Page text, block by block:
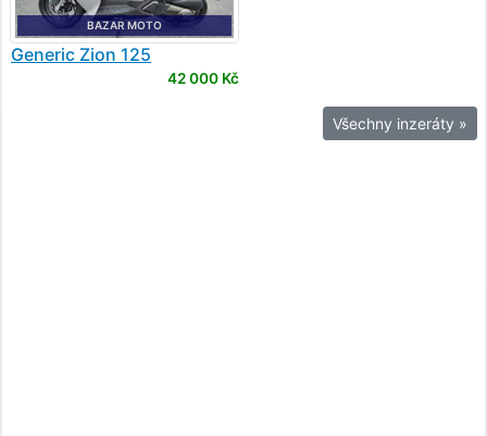
BAZAR MOTO
Generic Zion 125
42 000 Kč
Všechny inzeráty »